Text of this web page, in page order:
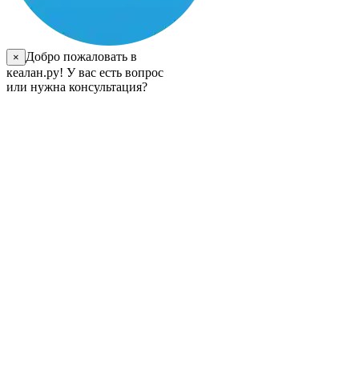
×
Добро пожаловать в
кеалан.ру! У вас есть вопрос
или нужна консультация?